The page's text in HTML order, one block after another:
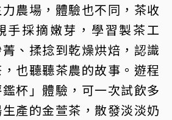
農場，體驗也不同，茶收
手採摘嫩芽，學習製茶工
、揉捻到乾燥烘焙，認識
也聽聽茶農的故事。遊程
杯」體驗，可一次試飲多
產的金萱茶，散發淡淡奶